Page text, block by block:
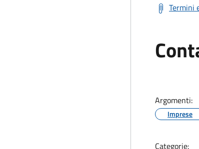
Termini
Argomenti:
Imprese
Categorie: